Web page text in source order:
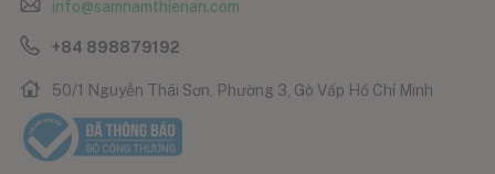
info@samnamthienan.com
+84 898879192
50/1 Nguyễn Thái Sơn, Phường 3, Gò Vấp Hồ Chí Minh